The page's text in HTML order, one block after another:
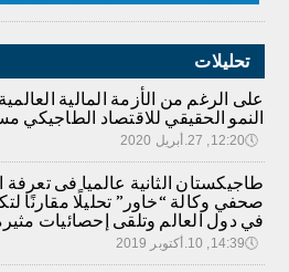
تحليلات
على الرغم من الأزمة المالية
النمو الحقيقي للاقتصاد الطاجيكي
🕔12:20, 27.أبريل 2020
طاجيكستان الثانية عالميا فى تعرفة
صحفي وكالة “خاور” تحليلًا مقارنًا
في دول العالم وتلقى إحصائيات
🕔14:39, 10.أكتوبر 2019